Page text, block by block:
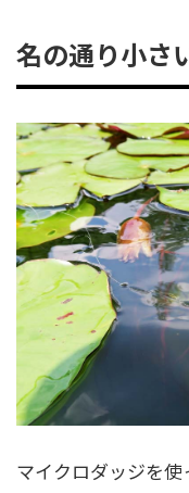
名の通り小さ
マイクロダッジを使